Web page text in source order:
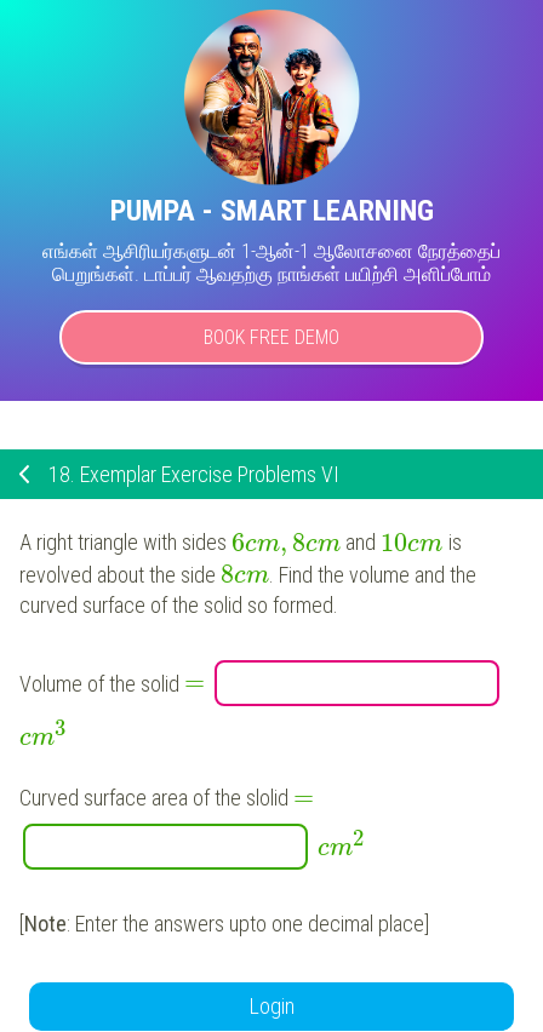
PUMPA - SMART LEARNING
எங்கள் ஆசிரியர்களுடன் 1-ஆன்-1 ஆலோசனை நேரத்தைப்
பெறுங்கள். டாப்பர் ஆவதற்கு நாங்கள் பயிற்சி அளிப்போம்
BOOK FREE DEMO
18. Exemplar Exercise Problems VI
A right triangle with sides 6cm, 8cm and 10cm is
revolved about the side 8cm. Find the volume and the
curved surface of the solid so formed.
Volume of the solid =
cm3
Curved surface area of the slolid =
cm2
Note: Enter the answers upto one decimal place]
Login